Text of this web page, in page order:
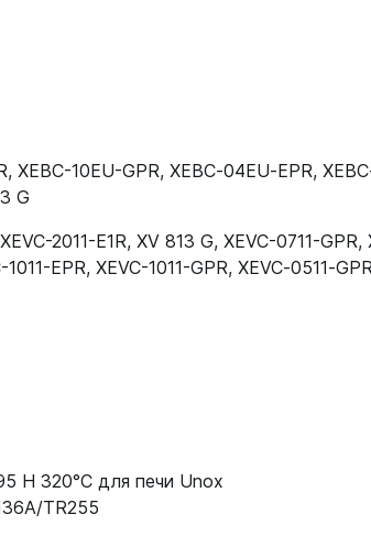
, XEBC-10EU-GPR, XEBC‑04EU‑EPR,
G
XEVC-2011-E1R, XV 813 G, XEVC-0711-GPR,
1011-EPR, XEVC-1011-GPR,
H 320°С для печи Unox
TR255